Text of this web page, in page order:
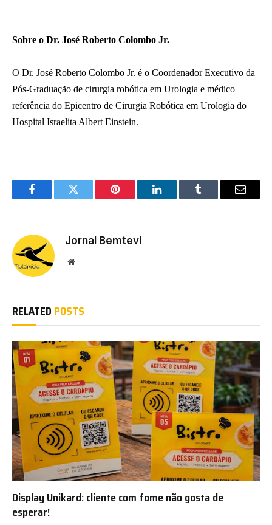
Sobre o Dr. José Roberto Colombo Jr.
O Dr. José Roberto Colombo Jr. é o Coordenador Executivo da
Pós-Graduação de cirurgia robótica em Urologia e médico
referência do Epicentro de Cirurgia Robótica em Urologia do
Hospital Israelita Albert Einstein.
FacebookTwitter Pinterest LinkedInTumblr Email
Jornal Bemtevi
Website
RELATED POSTS
Display Unikard: cliente com fome não gosta de
esperar!